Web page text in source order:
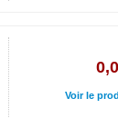
Voir le